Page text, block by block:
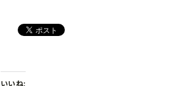
いいね: